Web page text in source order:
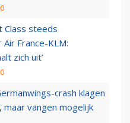
Class steeds
France-KLM:
zich uit’
crash klagen
maar vangen mogelijk